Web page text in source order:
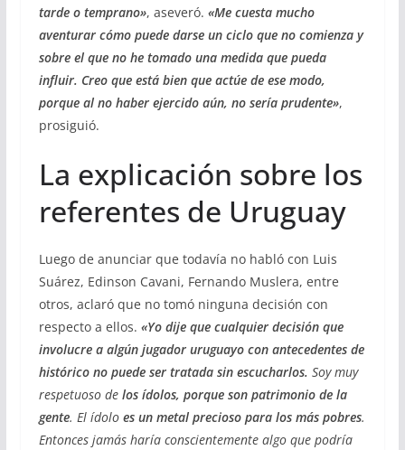
tarde o temprano», aseveró. «Me cuesta mucho
aventurar cómo puede darse un ciclo que no comienza y
sobre el que no he tomado una medida que pueda
influir. Creo que está bien que actúe de ese modo,
porque al no haber ejercido aún, no sería prudente»,
prosiguió.
La explicación sobre los
referentes de Uruguay
Luego de anunciar que todavía no habló con Luis
Suárez, Edinson Cavani, Fernando Muslera, entre
otros, aclaró que no tomó ninguna decisión con
respecto a ellos. «Yo dije que cualquier decisión que
involucre a algún jugador uruguayo con antecedentes de
histórico no puede ser tratada sin escucharlos. Soy muy
respetuoso de los ídolos, porque son patrimonio de la
gente. El ídolo es un metal precioso para los más pobres.
Entonces jamás haría conscientemente algo que podría